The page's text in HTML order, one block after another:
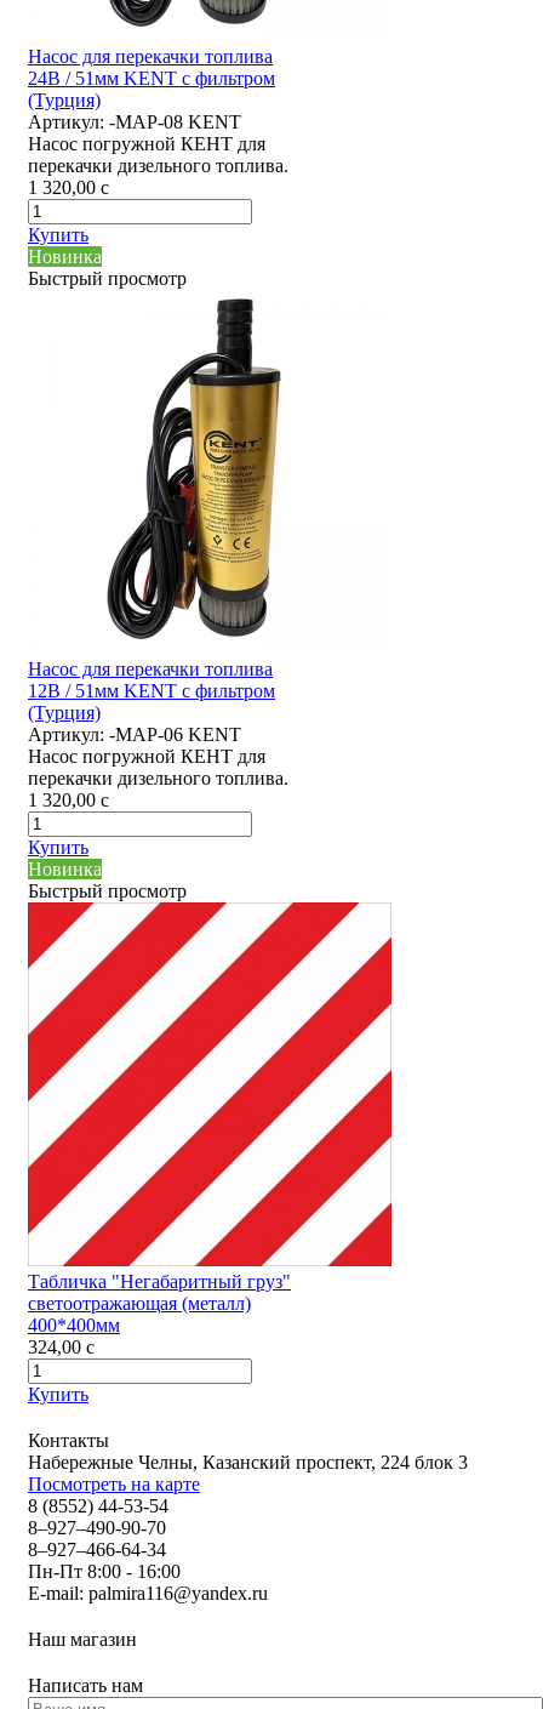
Насос для перекачки топлива
24В / 51мм KENT с фильтром
(Турция)
Артикул: -MAP-08 KENT
Насос погружной КЕНТ для
перекачки дизельного топлива.
1 320,00 c
Купить
Новинка
Быстрый просмотр
Насос для перекачки топлива
12В / 51мм KENT с фильтром
(Турция)
Артикул: -MAP-06 KENT
Насос погружной КЕНТ для
перекачки дизельного топлива.
1 320,00 c
Купить
Новинка
Быстрый просмотр
Табличка "Негабаритный груз"
светоотражающая (металл)
400*400мм
324,00 c
Купить
Контакты
Набережные Челны, Казанский проспект, 224 блок 3
Посмотреть на карте
8 (8552) 44-53-54
8–927–490-90-70
8–927–466-64-34
Пн-Пт 8:00 - 16:00
E-mail: palmira116@yandex.ru
Наш магазин
Написать нам